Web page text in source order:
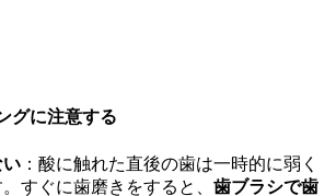
グに注意する
い ：酸に触れた直後の歯は一時的に弱く
すぐに歯磨きをすると、 歯ブラシで歯